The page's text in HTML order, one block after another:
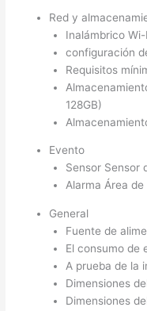
Red y
Inalámbrico
configuración
Requisitos
128GB)
Evento
Sensor Sensor
Alarma Área
General
Fuente de
El consumo de
A prueba de la
Dimensiones
Dimensiones